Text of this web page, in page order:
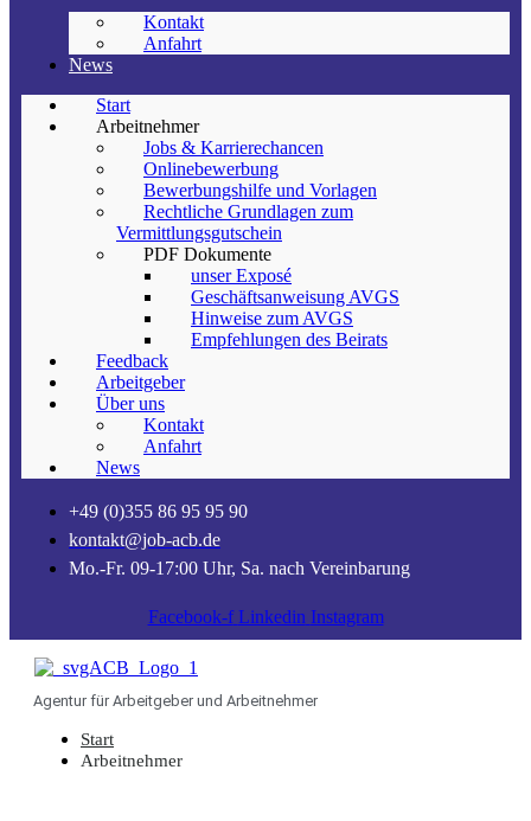
Kontakt
Anfahrt
News
Start
Arbeitnehmer
Jobs & Karrierechancen
Onlinebewerbung
Bewerbungshilfe und Vorlagen
Rechtliche Grundlagen zum
Vermittlungsgutschein
PDF Dokumente
unser Exposé
Geschäftsanweisung AVGS
Hinweise zum AVGS
Empfehlungen des Beirats
Feedback
Arbeitgeber
Über uns
Kontakt
Anfahrt
News
+49 (0)355 86 95 95 90
kontakt@job-acb.de
Mo.-Fr. 09-17:00 Uhr, Sa. nach Vereinbarung
Facebook-f Linkedin Instagram
Agentur für Arbeitgeber und Arbeitnehmer
Start
Arbeitnehmer